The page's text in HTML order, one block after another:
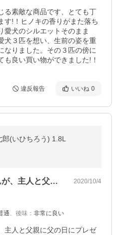
る素敵な商品です、とても丁
す!！ヒノキの香りがまた落ち
愛犬のシルエットそのまま
３匹を想い、生前の姿を重
なりました。その３匹の傍に
良い買い物ができました!！
違反報告 いいね 0
(いひちろう) 1.8L
私自身お酒は飲めませんが、主人と父親に… 2020/10/4
通、 後味 ： 非常に良い
主人と父親に父の日にプレゼ